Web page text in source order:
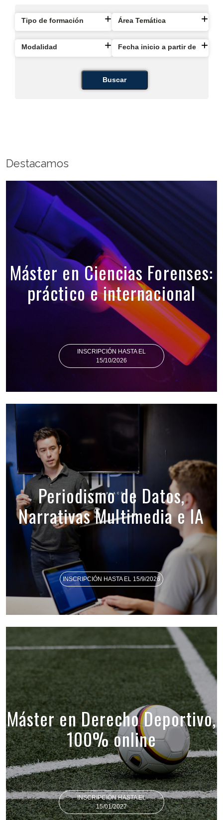
Tipo de formación Área Temática
Modalidad Fecha inicio a partir de
Buscar
Destacamos
Máster en Ciencias Forenses:
práctico e internacional
INSCRIPCIÓN HASTA EL
15/10/2026
Periodismo de Datos,
Narrativas Multimedia e IA
INSCRIPCIÓN HASTA EL 15/9/2026
Máster en Derecho Deportivo,
100% online
INSCRIPCIÓN HASTA EL
15/01/2027